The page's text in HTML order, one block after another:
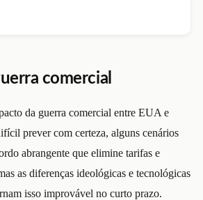
comercial
da guerra comercial entre EUA e
prever com certeza, alguns cenários
abrangente que elimine tarifas e
as diferenças ideológicas e tecnológicas
isso improvável no curto prazo.